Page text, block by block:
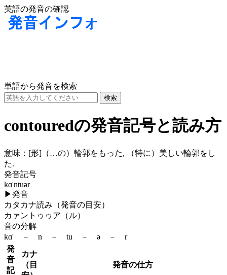
英語の発音の確認
単語から発音を検索
contouredの発音記号と読み方
意味： [形] （…の）輪郭をもった, （特に）美しい輪郭をし
た.
発音記号
kɑ'ntuər
▶発音
カタカナ読み（発音の目安）
カァントゥゥア（ル）
音の分解
kɑ' － n － tu － ə － r
発
音
記
カナ
（目
発音の仕方